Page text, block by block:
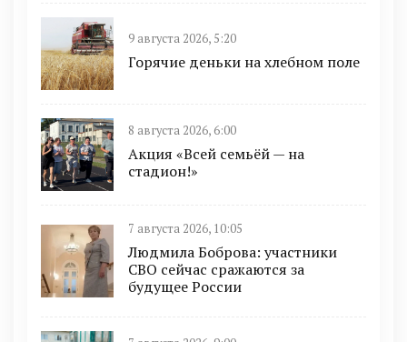
9 августа 2026, 5:20
Горячие деньки на хлебном поле
8 августа 2026, 6:00
Акция «Всей семьёй — на
стадион!»
7 августа 2026, 10:05
Людмила Боброва: участники
СВО сейчас сражаются за
будущее России